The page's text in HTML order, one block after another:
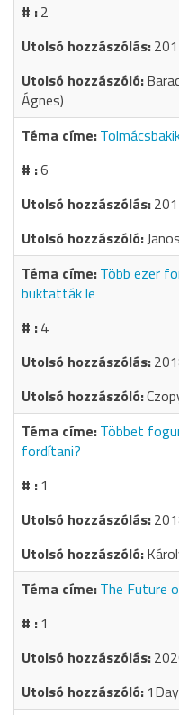
2
Ágnes)
6
Több ezer
buktatták le
4
Többet
fordítani?
1
The Future
1